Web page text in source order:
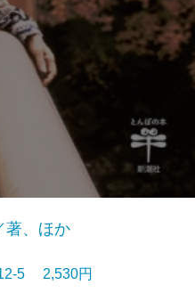
著、ほか
5 2,530円